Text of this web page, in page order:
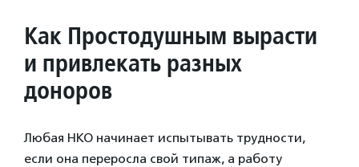
Как Простодушным вырасти
и привлекать разных
доноров
Любая НКО начинает испытывать трудности,
если она переросла свой типаж, а работу